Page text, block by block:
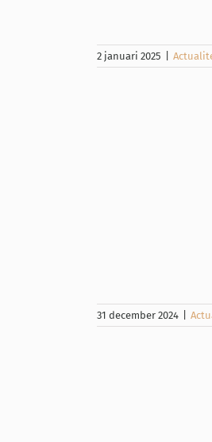
2 januari 2025
31 december 2024